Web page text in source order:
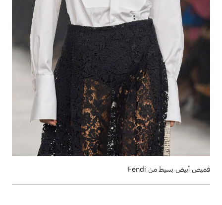
قميص أبيض بسيط من Fendi